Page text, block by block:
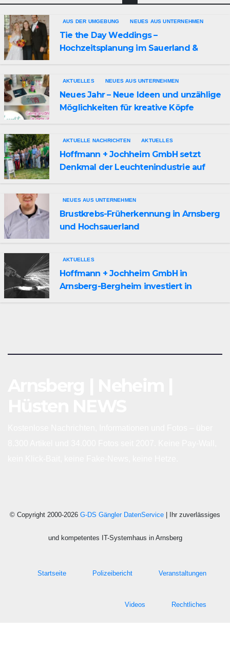
AUS DER UMGEBUNG NEUES AUS UNTERNEHMEN
Tie the Day Weddings –
Hochzeitsplanung im Sauerland &
AKTUELLES NEUES AUS UNTERNEHMEN
Neues Jahr – Neue Ideen und unzählige
Möglichkeiten für kreative Köpfe
AKTUELLE NACHRICHTEN AKTUELLES
Hoffmann + Jochheim GmbH setzt
Denkmal der Leuchtenindustrie auf
NEUES AUS UNTERNEHMEN
Brustkrebs-Früherkennung in Arnsberg
und Hochsauerland
AKTUELLES
Hoffmann + Jochheim GmbH in
Arnsberg-Bergheim investiert in
© Copyright 2000-2026 G-DS Gängler DatenService | Ihr zuverlässiges
und kompetentes IT-Systemhaus in Arnsberg
Startseite Polizeibericht Veranstaltungen
Videos Rechtliches